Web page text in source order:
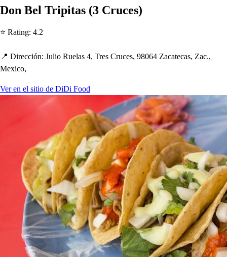
Don Bel Tripitas (3 Cruces)
⭐ Rating: 4.2
📍 Dirección: Julio Ruelas 4, Tres Cruces, 98064 Zacatecas, Zac.,
Mexico,
Ver en el sitio de DiDi Food